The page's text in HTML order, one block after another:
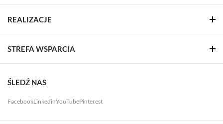
REALIZACJE
STREFA WSPARCIA
ŚLEDŹ NAS
FacebookLinkedinYouTubePinterest